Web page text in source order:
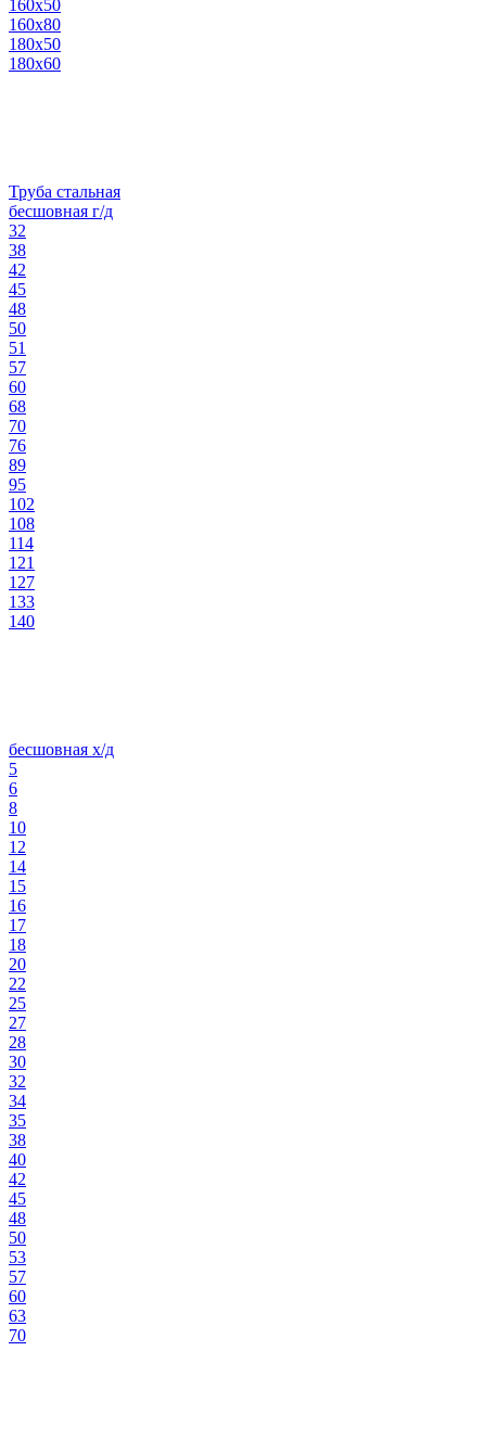
160х50
160х80
180х50
180х60
Труба стальная
бесшовная г/д
32
38
42
45
48
50
51
57
60
68
70
76
89
95
102
108
114
121
127
133
140
бесшовная х/д
5
6
8
10
12
14
15
16
17
18
20
22
25
27
28
30
32
34
35
38
40
42
45
48
50
53
57
60
63
70